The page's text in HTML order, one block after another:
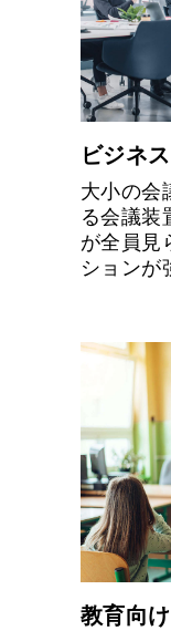
ビジネ
大小の会
る会議装
が全員見
ションが
教育向け